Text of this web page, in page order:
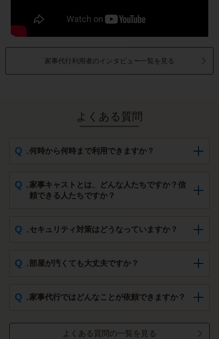
家事代行利用者のインタビュー一覧を見る
よくある質問
何時から何時まで利用できますか？
家事キャストとは、どんな人たちですか？信
頼できる人たちですか？
セキュリティ対策はどうなっていますか？
部屋が汚くても大丈夫ですか？
家事代行ではどんなことが依頼できますか？
よくある質問の一覧を見る